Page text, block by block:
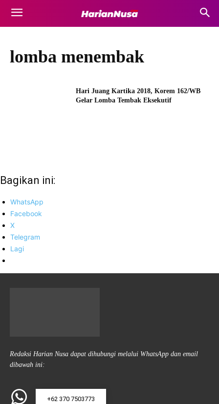
lomba menembak
Hari Juang Kartika 2018, Korem 162/WB
Gelar Lomba Tembak Eksekutif
Bagikan ini:
WhatsApp
Facebook
X
Telegram
Lagi
Redaksi Harian Nusa dapat dihubungi melalui WhatsApp dan email
dibawah ini:
+62 370 7503773